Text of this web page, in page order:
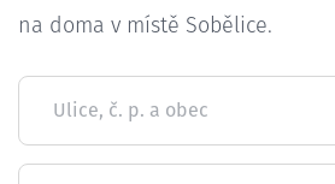
na doma v místě Sobělice.
Ulice, č. p. a obec